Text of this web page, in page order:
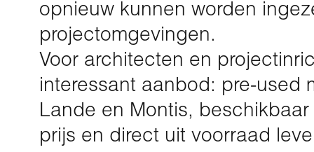
opnieuw kunnen worden
projectomgevingen.
Voor architecten en
interessant aanbod: pre-used
Lande en Montis,
prijs en direct uit voorraad